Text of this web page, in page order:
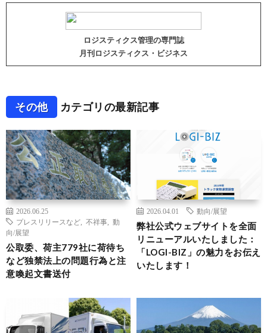
ロジスティクス管理の専門誌
月刊ロジスティクス・ビジネス
その他 カテゴリの最新記事
2026.06.25
プレスリリースなど
不祥事
動
向/展望
公取委、荷主779社に荷待ち
など独禁法上の問題行為と注
意喚起文書送付
2026.04.01 動向/展望
弊社公式ウェブサイトを全面
リニューアルいたしました：
「LOGI-BIZ」の魅力をお伝え
いたします！